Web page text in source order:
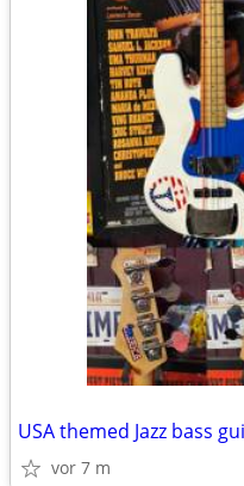
USA themed Jazz bass
vor 7 m